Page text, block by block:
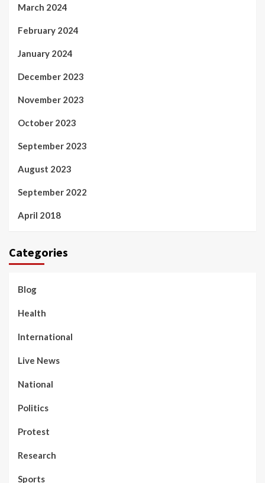
March 2024
February 2024
January 2024
December 2023
November 2023
October 2023
September 2023
August 2023
September 2022
April 2018
Categories
Blog
Health
International
Live News
National
Politics
Protest
Research
Sports